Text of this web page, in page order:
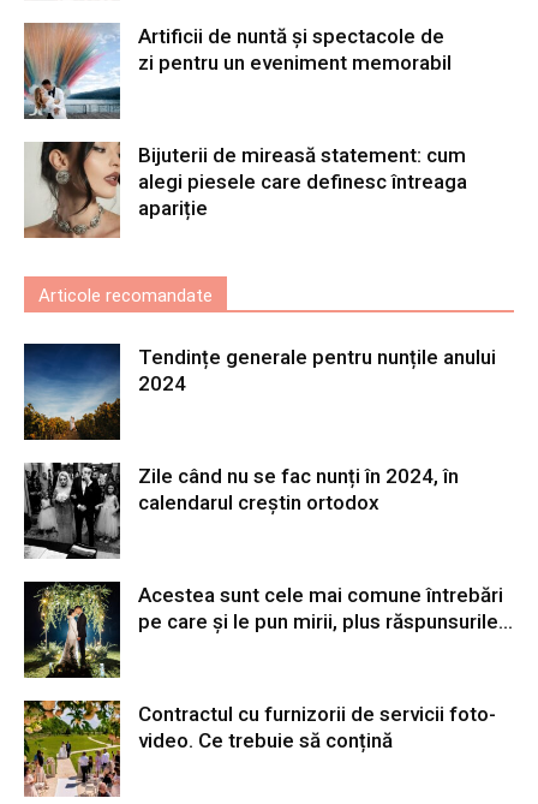
Artificii de nuntă și spectacole de
zi pentru un eveniment memorabil
Bijuterii de mireasă statement: cum
alegi piesele care definesc întreaga
apariție
Articole recomandate
Tendințe generale pentru nunțile anului
2024
Zile când nu se fac nunți în 2024, în
calendarul creștin ortodox
Acestea sunt cele mai comune întrebări
pe care și le pun mirii, plus răspunsurile...
Contractul cu furnizorii de servicii foto-
video. Ce trebuie să conțină